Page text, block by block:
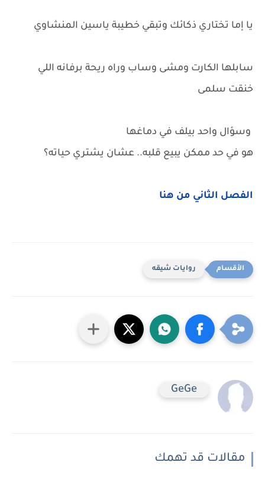
يا إما تختاري ذكائك وتبقي خطيبة ياسين المنشاوي
سابلها الكارت ومشى وساب وراه ريحة برفانه اللي
خنقت سلمى
وسؤال واحد بيلف في دماغها
هو في حد ممكن يبيع قلبه.. عشان يشتري حياته؟
الفصل الثاني من هنا
روايات شيقه
GeGe
مقالات قد تهمك